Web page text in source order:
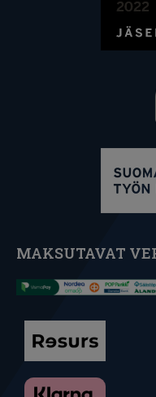
MAKSUTAVAT